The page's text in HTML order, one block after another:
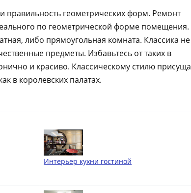
и правильность геометрических форм. Ремонт
по геометрической форме помещения.
либо прямоугольная комната. Классика не
предметы. Избавьтесь от таких в
и красиво. Классическому стилю присуща
в королевских палатах.
Интерьер кухни гостиной